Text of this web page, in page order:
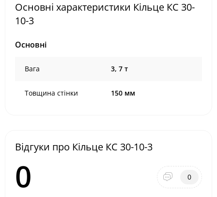
Основні характеристики Кільце КС 30-
10-3
Основні
Вага 3, 7 т
Товщина стінки 150 мм
Відгуки про Кільце КС 30-10-3
0 0